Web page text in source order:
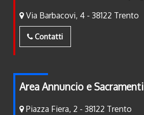
Via Barbacovi, 4 - 38122 Trento
Contatti
Area Annuncio e Sacramenti
Piazza Fiera, 2 - 38122 Trento